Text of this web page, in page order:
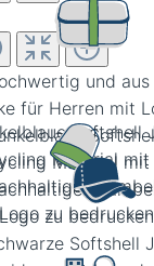
Softshell
Material mit